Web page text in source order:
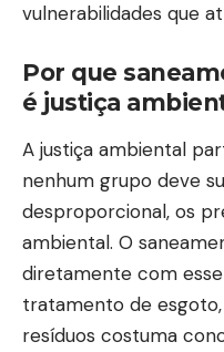
vulnerabilidades que
Por que
é justiça
A justiça ambiental
nenhum grupo deve
desproporcional, os
ambiental. O
diretamente com
tratamento de
resíduos costuma